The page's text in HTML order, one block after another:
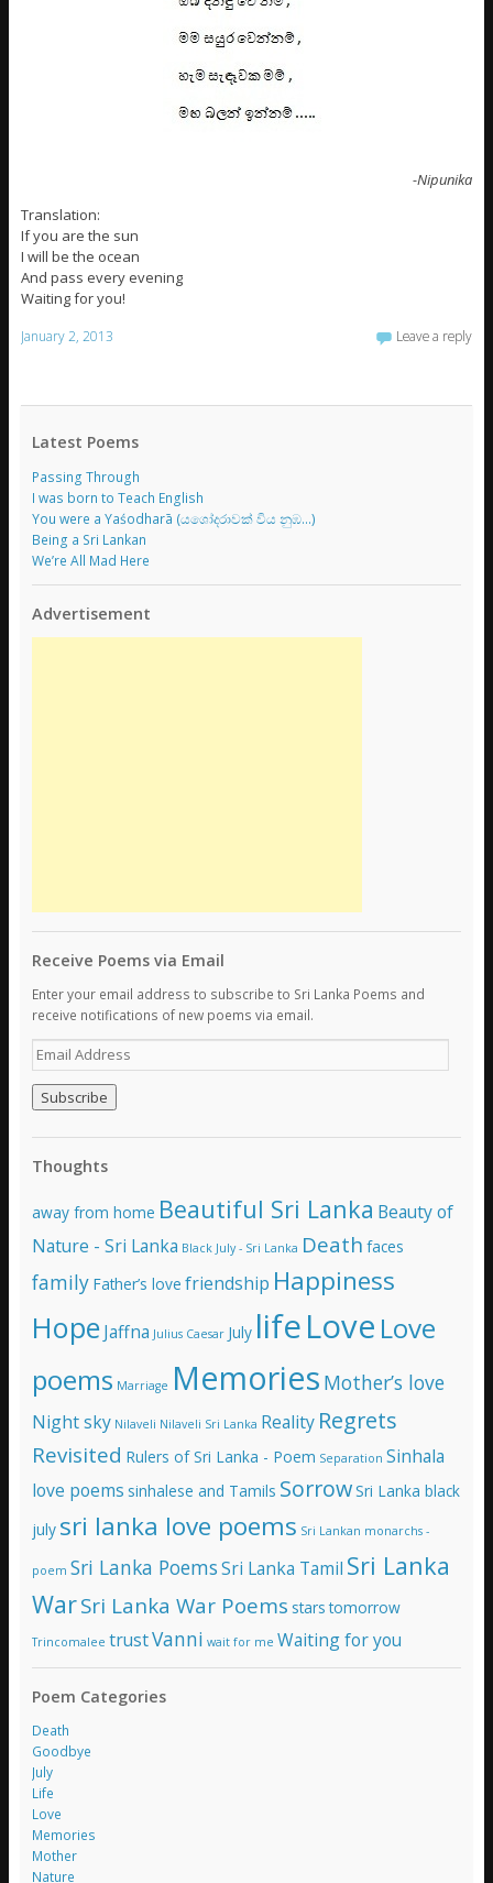
-Nipunika
Translation:
If you are the sun
I will be the ocean
And pass every evening
Waiting for you!
January 2, 2013 Leave a reply
Latest Poems
Passing Through
I was born to Teach English
You were a Yaśodharā (යශෝදරාවක් විය නුඹ…)
Being a Sri Lankan
We’re All Mad Here
Advertisement
Receive Poems via Email
Enter your email address to subscribe to Sri Lanka Poems and
receive notifications of new poems via email.
E
m
a
i
l
d
r
e
s
s
Thoughts
away from home Beautiful Sri Lanka Beauty of
Nature - Sri Lanka Black July - Sri Lanka Death faces
family Father’s love friendship Happiness
Hope Jaffna Julius Caesar July lifeLove Love
poems Marriage Memories Mother’s love
Night sky Nilaveli Nilaveli Sri Lanka Reality Regrets
Revisited Rulers of Sri Lanka - Poem Separation Sinhala
love poems sinhalese and Tamils SorrowSri Lanka black
july sri lanka love poems Sri Lankan monarchs -
poem Sri Lanka PoemsSri Lanka Tamil Sri Lanka
WarSri Lanka War Poems starstomorrow
Trincomalee trustVanni wait for me Waiting for you
Poem Categories
Death
Goodbye
July
Life
Love
Memories
Mother
Nature